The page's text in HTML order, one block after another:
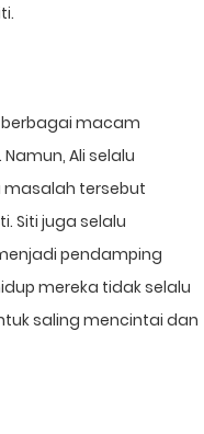
berbagai macam
Ali selalu
tersebut
Siti juga selalu
pendamping
mereka tidak selalu
saling mencintai dan